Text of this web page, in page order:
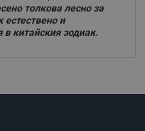
толкова лесно за
и
в китайския зодиак.